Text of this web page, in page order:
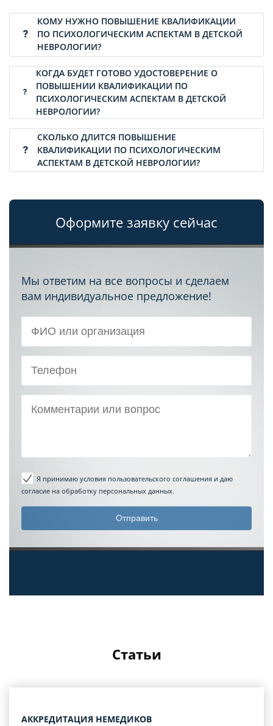
КОМУ НУЖНО ПОВЫШЕНИЕ КВАЛИФИКАЦИИ
ПО ПСИХОЛОГИЧЕСКИМ АСПЕКТАМ В ДЕТСКОЙ
НЕВРОЛОГИИ?
КОГДА БУДЕТ ГОТОВО УДОСТОВЕРЕНИЕ О
ПОВЫШЕНИИ КВАЛИФИКАЦИИ ПО
ПСИХОЛОГИЧЕСКИМ АСПЕКТАМ В ДЕТСКОЙ
НЕВРОЛОГИИ?
СКОЛЬКО ДЛИТСЯ ПОВЫШЕНИЕ
КВАЛИФИКАЦИИ ПО ПСИХОЛОГИЧЕСКИМ
АСПЕКТАМ В ДЕТСКОЙ НЕВРОЛОГИИ?
Оформите заявку сейчас
Мы ответим на все вопросы и сделаем
вам индивидуальное предложение!
Я принимаю условия пользовательского соглашения и даю
согласие на обработку персональных данных.
Статьи
АККРЕДИТАЦИЯ НЕМЕДИКОВ